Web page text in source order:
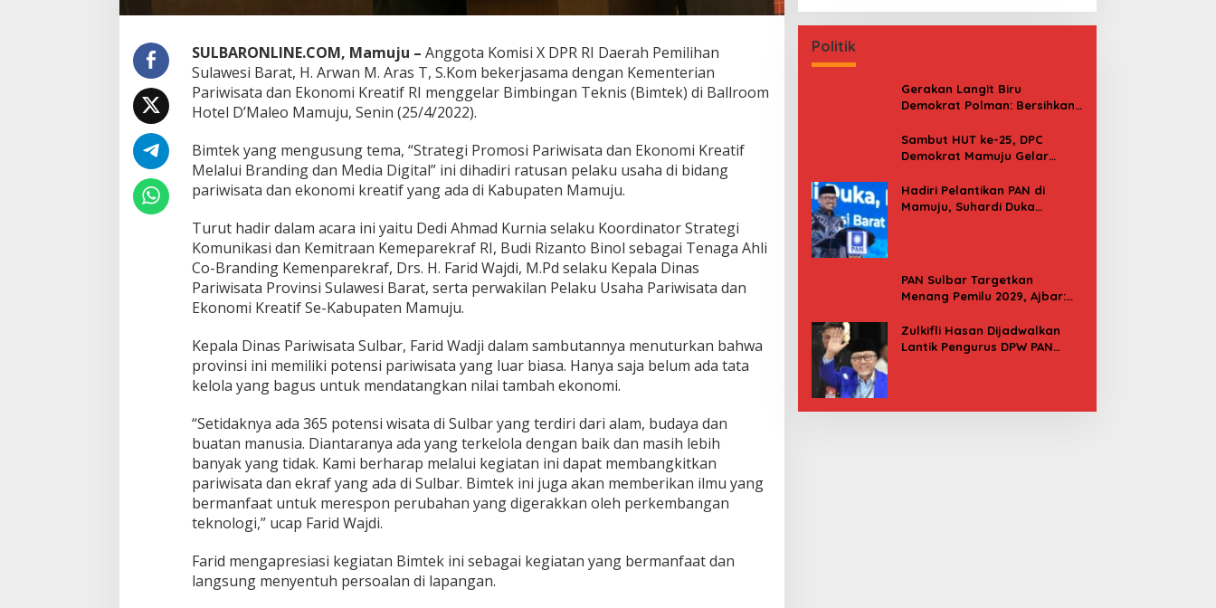
e
r
a
B
i
t
e
R
t
u
s
n
P
l
a
u
s
a
h
d
i
S
l
b
a
SULBARONLINE.COM, Mamuju – Anggota Komisi X DPR RI Daerah Pemilihan
Sulawesi Barat, H. Arwan M. Aras T, S.Kom bekerjasama dengan Kementerian
Pariwisata dan Ekonomi Kreatif RI menggelar Bimbingan Teknis (Bimtek) di Ballroom
Hotel D’Maleo Mamuju, Senin (25/4/2022).
Bimtek yang mengusung tema, “Strategi Promosi Pariwisata dan Ekonomi Kreatif
Melalui Branding dan Media Digital” ini dihadiri ratusan pelaku usaha di bidang
pariwisata dan ekonomi kreatif yang ada di Kabupaten Mamuju.
Turut hadir dalam acara ini yaitu Dedi Ahmad Kurnia selaku Koordinator Strategi
Komunikasi dan Kemitraan Kemeparekraf RI, Budi Rizanto Binol sebagai Tenaga Ahli
Co-Branding Kemenparekraf, Drs. H. Farid Wajdi, M.Pd selaku Kepala Dinas
Pariwisata Provinsi Sulawesi Barat, serta perwakilan Pelaku Usaha Pariwisata dan
Ekonomi Kreatif Se-Kabupaten Mamuju.
Kepala Dinas Pariwisata Sulbar, Farid Wadji dalam sambutannya menuturkan bahwa
provinsi ini memiliki potensi pariwisata yang luar biasa. Hanya saja belum ada tata
kelola yang bagus untuk mendatangkan nilai tambah ekonomi.
“Setidaknya ada 365 potensi wisata di Sulbar yang terdiri dari alam, budaya dan
buatan manusia. Diantaranya ada yang terkelola dengan baik dan masih lebih
banyak yang tidak. Kami berharap melalui kegiatan ini dapat membangkitkan
pariwisata dan ekraf yang ada di Sulbar. Bimtek ini juga akan memberikan ilmu yang
bermanfaat untuk merespon perubahan yang digerakkan oleh perkembangan
teknologi,” ucap Farid Wajdi.
Farid mengapresiasi kegiatan Bimtek ini sebagai kegiatan yang bermanfaat dan
langsung menyentuh persoalan di lapangan.
Politik
Gerakan Langit Biru
Demokrat Polman: Bersihkan
Donor Darah
Sambut HUT ke-25, DPC
Demokrat Mamuju Gelar
Indonesia Asri
Hadiri Pelantikan PAN di
Mamuju, Suhardi Duka
PAN Sulbar Targetkan
Menang Pemilu 2029, Ajbar:
Besok
Zulkifli Hasan Dijadwalkan
Lantik Pengurus DPW PAN